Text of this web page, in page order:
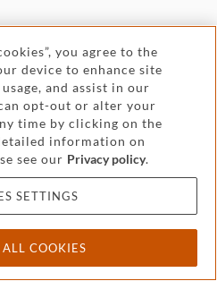
Accessibility
Attorney advertising
you agree to the
device to enhance site
and assist in our
opt-out or alter your
time by clicking on the
information on
see our Privacy policy.
SETTINGS
COOKIES